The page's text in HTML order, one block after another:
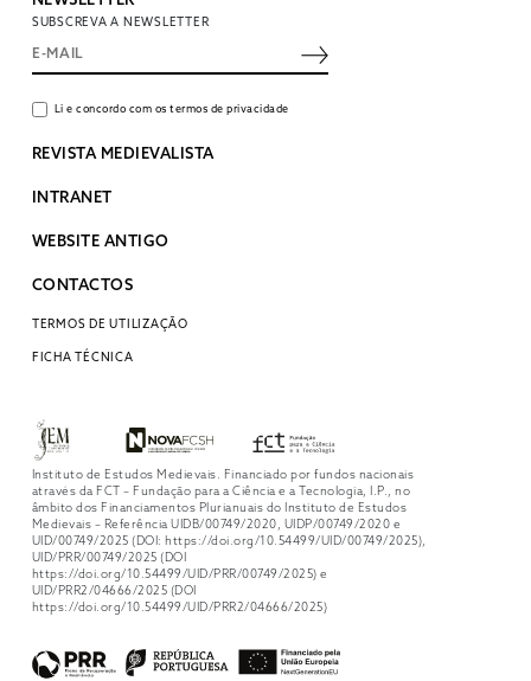
SUBSCREVA A NEWSLETTER
Li e concordo com os termos de privacidade
REVISTA MEDIEVALISTA
INTRANET
WEBSITE ANTIGO
CONTACTOS
TERMOS DE UTILIZAÇÃO
FICHA TÉCNICA
Instituto de Estudos Medievais. Financiado por fundos nacionais
através da FCT – Fundação para a Ciência e a Tecnologia, I.P., no
âmbito dos Financiamentos Plurianuais do Instituto de Estudos
Medievais – Referência UIDB/00749/2020, UIDP/00749/2020 e
UID/00749/2025 (DOI: https://doi.org/10.54499/UID/00749/2025),
UID/PRR/00749/2025 (DOI
https://doi.org/10.54499/UID/PRR/00749/2025) e
UID/PRR2/04666/2025 (DOI
https://doi.org/10.54499/UID/PRR2/04666/2025)